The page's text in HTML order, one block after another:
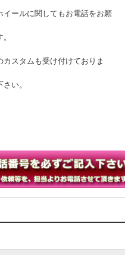
ールに関してもお電話をお願
スタムも受け付けておりま
い。